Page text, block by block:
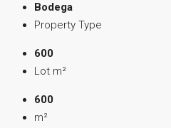
Bodega
Property Type
600
Lot m²
600
m²